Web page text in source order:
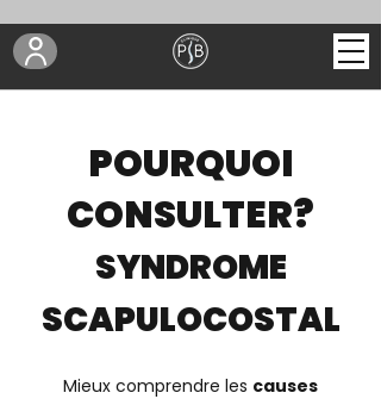
POURQUOI
CONSULTER?
SYNDROME
SCAPULOCOSTAL
Mieux comprendre les causes